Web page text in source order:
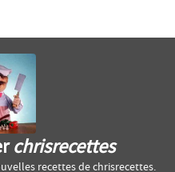
chrisrecettes
recettes de chrisrecettes.